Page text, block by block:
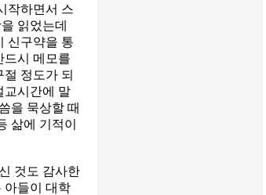
작하면서 스
읽었는데
신구약을 통
드시 메모를
정도가 되
교시간에 말
을 묵상할 때
삶에 기적이
것도 감사한
아들이 대학